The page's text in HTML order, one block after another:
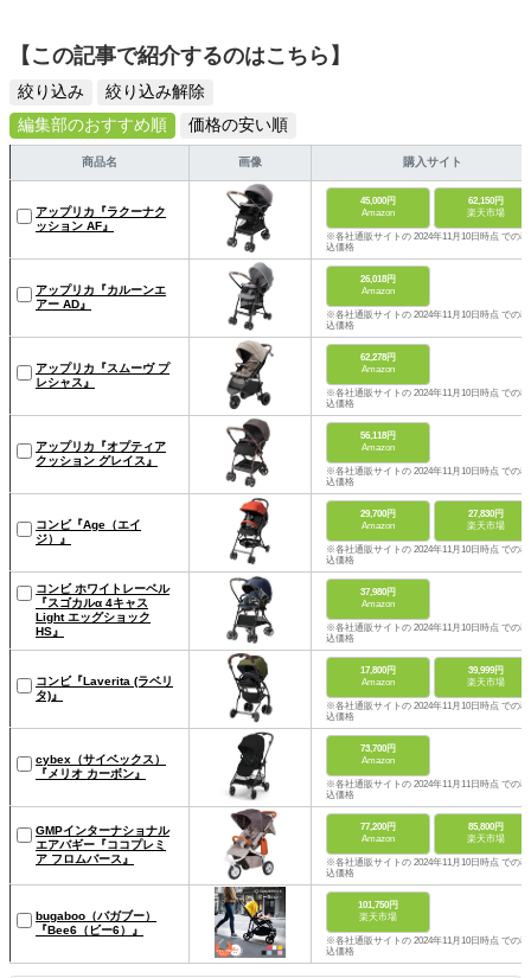
【この記事で紹介するのはこちら】
絞り込み
絞り込み解除
編集部のおすすめ順
価格の安い順
商品名 画像 購入サイト
アップリカ『ラクーナク
ッション AF』
45,000円
Amazon
62,150円
楽天市場
※各社通販サイトの 2024年11月10日時点 での税
込価格
アップリカ『カルーンエ
アー AD』
26,018円
Amazon
※各社通販サイトの 2024年11月10日時点 での税
込価格
アップリカ『スムーヴ プ
レシャス』
62,278円
Amazon
※各社通販サイトの 2024年11月10日時点 での税
込価格
アップリカ『オプティア
クッション グレイス』
56,118円
Amazon
※各社通販サイトの 2024年11月10日時点 での税
込価格
コンビ『Age（エイ
ジ）』
29,700円
Amazon
27,830円
楽天市場
※各社通販サイトの 2024年11月10日時点 での税
込価格
コンビ ホワイトレーベル
『スゴカルα 4キャス
Light エッグショック
HS』
37,980円
Amazon
※各社通販サイトの 2024年11月10日時点 での税
込価格
コンビ『Laverita (ラベリ
タ)』
17,800円
Amazon
39,999円
楽天市場
※各社通販サイトの 2024年11月10日時点 での税
込価格
cybex（サイベックス）
『メリオ カーボン』
73,700円
Amazon
※各社通販サイトの 2024年11月11日時点 での税
込価格
GMPインターナショナル
エアバギー『ココプレミ
ア フロムバース』
77,200円
Amazon
85,800円
楽天市場
※各社通販サイトの 2024年11月10日時点 での税
込価格
bugaboo（バガブー）
『Bee6（ビー6）』
101,750円
楽天市場
※各社通販サイトの 2024年11月10日時点 での税
込価格